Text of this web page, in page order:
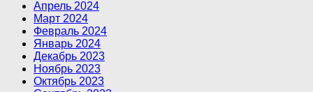
Апрель 2024
Март 2024
Февраль 2024
Январь 2024
Декабрь 2023
Ноябрь 2023
Октябрь 2023